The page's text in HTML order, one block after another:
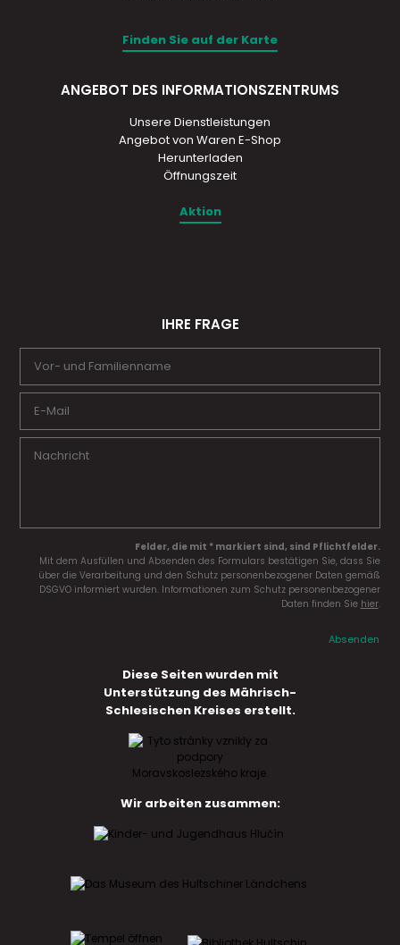
Finden Sie auf der Karte
ANGEBOT DES INFORMATIONSZENTRUMS
Unsere Dienstleistungen
Angebot von Waren E-Shop
Herunterladen
Öffnungszeit
Aktion
IHRE FRAGE
Felder, die mit * markiert sind, sind Pflichtfelder.
Mit dem Ausfüllen und Absenden des Formulars bestätigen Sie, dass Sie
über die Verarbeitung und den Schutz personenbezogener Daten gemäß
DSGVO informiert wurden. Informationen zum Schutz personenbezogener
Daten finden Sie hier.
Absenden
Diese Seiten wurden mit
Unterstützung des Mährisch-
Schlesischen Kreises erstellt.
Wir arbeiten zusammen: